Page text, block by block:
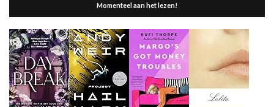
Momenteel aan het lezen!